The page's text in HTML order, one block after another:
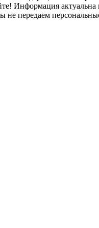
Информация актуальна
не передаем